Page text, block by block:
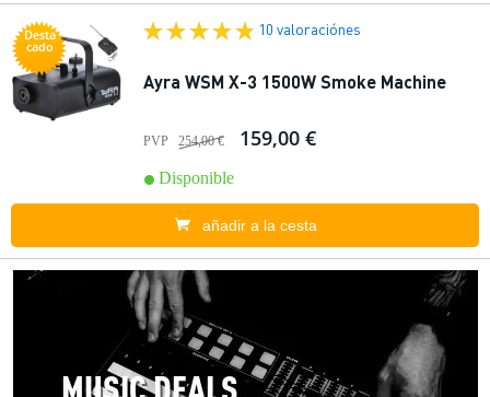
Desta
cado
10 valoraciónes
Ayra WSM X-3 1500W Smoke Machine
PVP 254,00 € 159,00 €
Disponible
añadir a la cesta